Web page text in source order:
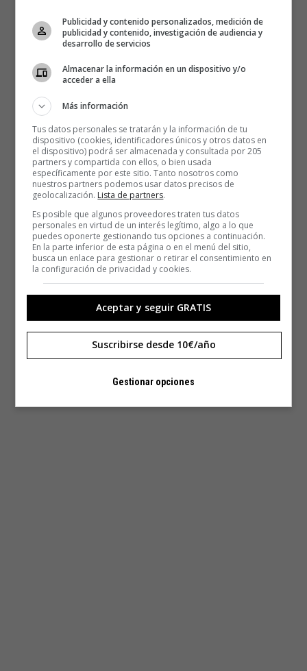
Publicidad y contenido personalizados, medición de
publicidad y contenido, investigación de audiencia y
desarrollo de servicios
Almacenar la información en un dispositivo y/o
acceder a ella
Más información
Tus datos personales se tratarán y la información de tu
dispositivo (cookies, identificadores únicos y otros datos en
el dispositivo) podrá ser almacenada y consultada por 205
partners y compartida con ellos, o bien usada
específicamente por este sitio. Tanto nosotros como
nuestros partners podemos usar datos precisos de
geolocalización. Lista de partners.
Es posible que algunos proveedores traten tus datos
personales en virtud de un interés legítimo, algo a lo que
puedes oponerte gestionando tus opciones a continuación.
En la parte inferior de esta página o en el menú del sitio,
busca un enlace para gestionar o retirar el consentimiento en
la configuración de privacidad y cookies.
Aceptar y seguir GRATIS
Suscribirse desde 10€/año
Gestionar opciones